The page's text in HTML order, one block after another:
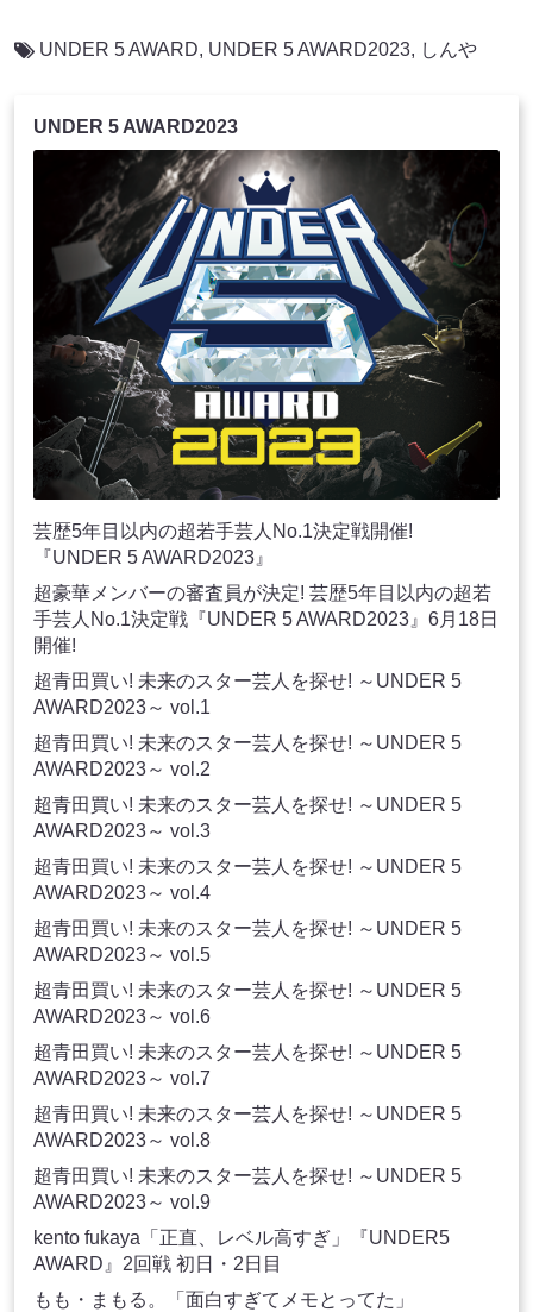
UNDER 5 AWARD, UNDER 5 AWARD2023, しんや
UNDER 5 AWARD2023
芸歴5年目以内の超若手芸人No.1決定戦開催!
『UNDER 5 AWARD2023』
超豪華メンバーの審査員が決定! 芸歴5年目以内の超若
手芸人No.1決定戦『UNDER 5 AWARD2023』6月18日
開催!
超青田買い! 未来のスター芸人を探せ! ～UNDER 5
AWARD2023～ vol.1
超青田買い! 未来のスター芸人を探せ! ～UNDER 5
AWARD2023～ vol.2
超青田買い! 未来のスター芸人を探せ! ～UNDER 5
AWARD2023～ vol.3
超青田買い! 未来のスター芸人を探せ! ～UNDER 5
AWARD2023～ vol.4
超青田買い! 未来のスター芸人を探せ! ～UNDER 5
AWARD2023～ vol.5
超青田買い! 未来のスター芸人を探せ! ～UNDER 5
AWARD2023～ vol.6
超青田買い! 未来のスター芸人を探せ! ～UNDER 5
AWARD2023～ vol.7
超青田買い! 未来のスター芸人を探せ! ～UNDER 5
AWARD2023～ vol.8
超青田買い! 未来のスター芸人を探せ! ～UNDER 5
AWARD2023～ vol.9
kento fukaya「正直、レベル高すぎ」『UNDER5
AWARD』2回戦 初日・2日目
もも・まもる。「面白すぎてメモとってた」